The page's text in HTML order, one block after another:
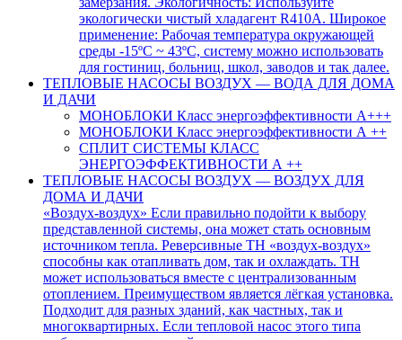
экологически чистый хладагент R410A. Широкое
применение: Рабочая температура окружающей
среды -15ºC ~ 43ºC, систему можно использовать
для гостиниц, больниц, школ, заводов и так далее.
ТЕПЛОВЫЕ НАСОСЫ ВОЗДУХ — ВОДА ДЛЯ ДОМА
И ДАЧИ
МОНОБЛОКИ Класс энергоэффективности А+++
МОНОБЛОКИ Класс энергоэффективности А ++
СПЛИТ СИСТЕМЫ КЛАСС
ЭНЕРГОЭФФЕКТИВНОСТИ А ++
ТЕПЛОВЫЕ НАСОСЫ ВОЗДУХ — ВОЗДУХ ДЛЯ
ДОМА И ДАЧИ
«Воздух-воздух» Если правильно подойти к выбору
представленной системы, она может стать основным
источником тепла. Реверсивные ТН «воздух-воздух»
способны как отапливать дом, так и охлаждать. ТН
может использоваться вместе с централизованным
отоплением. Преимуществом является лёгкая установка.
Подходит для разных зданий, как частных, так и
многоквартирных. Если тепловой насос этого типа